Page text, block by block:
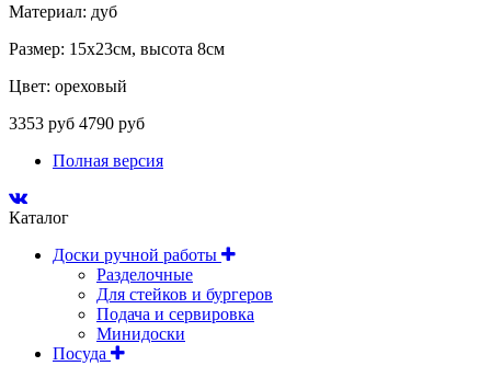
Материал: дуб
Размер: 15х23см, высота 8см
Цвет: ореховый
3353 руб 4790 руб
Полная версия
Каталог
Доски ручной работы
Разделочные
Для стейков и бургеров
Подача и сервировка
Минидоски
Посуда